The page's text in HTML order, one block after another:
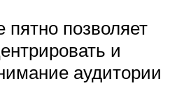
пятно позволяет
и
аудитории